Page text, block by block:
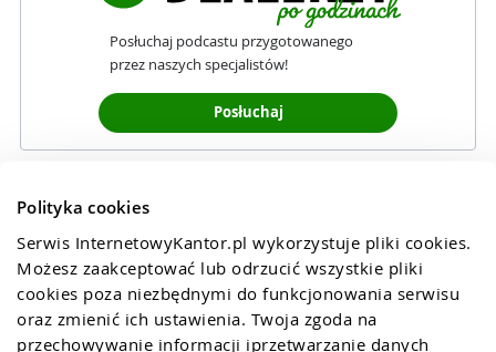
Polityka cookies
Serwis InternetowyKantor.pl wykorzystuje pliki cookies.
Możesz zaakceptować lub odrzucić wszystkie pliki
cookies poza niezbędnymi do funkcjonowania serwisu
oraz zmienić ich ustawienia. Twoja zgoda na
przechowywanie informacji iprzetwarzanie danych
Posłuchaj podcastu przygotowanego
przez naszych specjalistów!
Posłuchaj